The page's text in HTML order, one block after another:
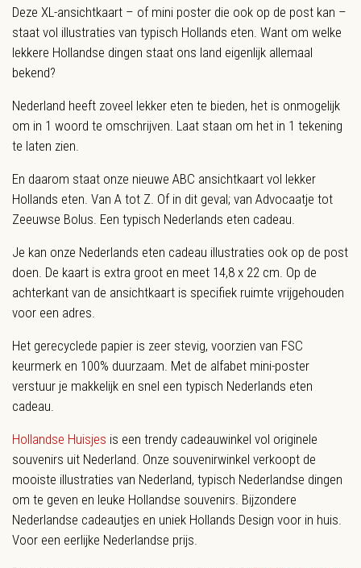
Deze XL-ansichtkaart – of mini poster die ook op de post kan –
staat vol illustraties van typisch Hollands eten. Want om welke
lekkere Hollandse dingen staat ons land eigenlijk allemaal
bekend?
Nederland heeft zoveel lekker eten te bieden, het is onmogelijk
om in 1 woord te omschrijven. Laat staan om het in 1 tekening
te laten zien.
En daarom staat onze nieuwe ABC ansichtkaart vol lekker
Hollands eten. Van A tot Z. Of in dit geval; van Advocaatje tot
Zeeuwse Bolus. Een typisch Nederlands eten cadeau.
Je kan onze Nederlands eten cadeau illustraties ook op de post
doen. De kaart is extra groot en meet 14,8 x 22 cm. Op de
achterkant van de ansichtkaart is specifiek ruimte vrijgehouden
voor een adres.
Het gerecyclede papier is zeer stevig, voorzien van FSC
keurmerk en 100% duurzaam. Met de alfabet mini-poster
verstuur je makkelijk en snel een typisch Nederlands eten
cadeau.
Hollandse Huisjes is een trendy cadeauwinkel vol originele
souvenirs uit Nederland. Onze souvenirwinkel verkoopt de
mooiste illustraties van Nederland, typisch Nederlandse dingen
om te geven en leuke Hollandse souvenirs. Bijzondere
Nederlandse cadeautjes en uniek Hollands Design voor in huis.
Voor een eerlijke Nederlandse prijs.